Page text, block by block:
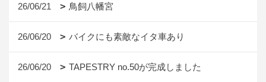
26/06/21 鳥飼八幡宮
26/06/20 バイクにも素敵なイタ車あり
26/06/20 TAPESTRY no.50が完成しました